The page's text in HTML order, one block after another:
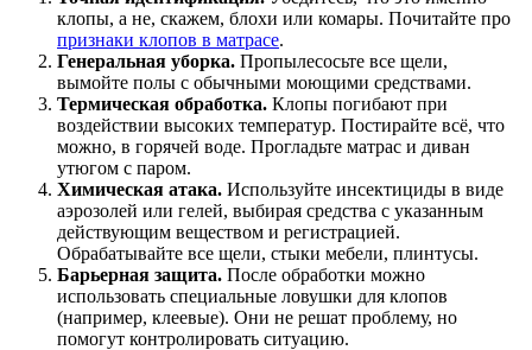
клопы, а не, скажем, блохи или комары. Почитайте про
признаки клопов в матрасе.
Генеральная уборка. Пропылесосьте все щели,
вымойте полы с обычными моющими средствами.
Термическая обработка. Клопы погибают при
воздействии высоких температур. Постирайте всё, что
можно, в горячей воде. Прогладьте матрас и диван
утюгом с паром.
Химическая атака. Используйте инсектициды в виде
аэрозолей или гелей, выбирая средства с указанным
действующим веществом и регистрацией.
Обрабатывайте все щели, стыки мебели, плинтусы.
Барьерная защита. После обработки можно
использовать специальные ловушки для клопов
(например, клеевые). Они не решат проблему, но
помогут контролировать ситуацию.